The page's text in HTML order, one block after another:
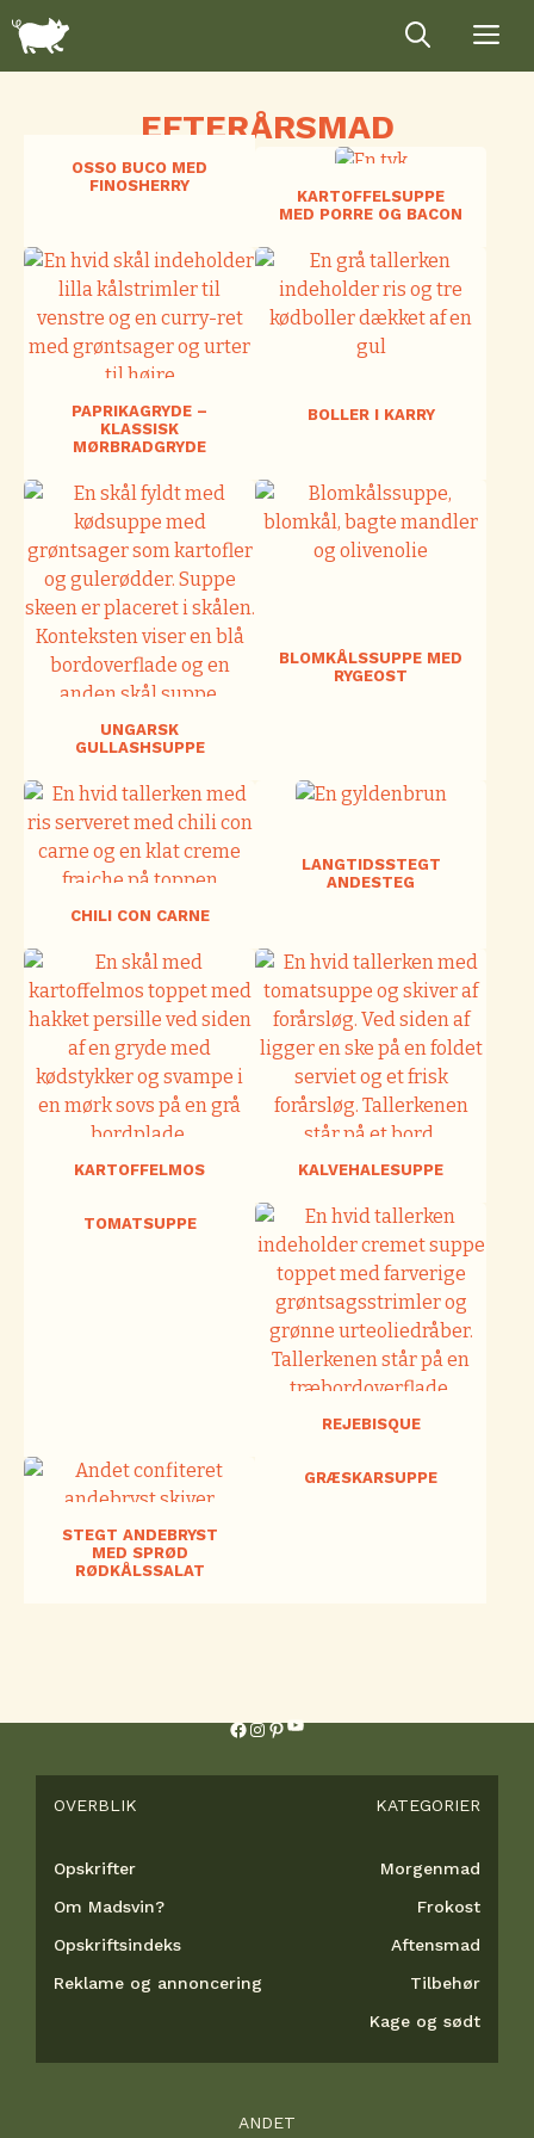
indhold
EFTERÅRSMAD
OSSO BUCO MED
FINOSHERRY
KARTOFFELSUPPE
MED PORRE OG BACON
PAPRIKAGRYDE –
KLASSISK
MØRBRADGRYDE
BOLLER I KARRY
UNGARSK
GULLASHSUPPE
BLOMKÅLSSUPPE MED
RYGEOST
CHILI CON CARNE
LANGTIDSSTEGT
ANDESTEG
KARTOFFELMOS KALVEHALESUPPE
TOMATSUPPE
REJEBISQUE
STEGT ANDEBRYST
MED SPRØD
RØDKÅLSSALAT
GRÆSKARSUPPE
Facebook
Instagram
Pinterest
YouTube
OVERBLIK
Opskrifter
Om Madsvin?
Opskriftsindeks
Reklame og annoncering
KATEGORIER
Morgenmad
Frokost
Aftensmad
Tilbehør
Kage og sødt
ANDET